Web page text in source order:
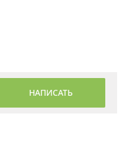
НАПИСАТЬ